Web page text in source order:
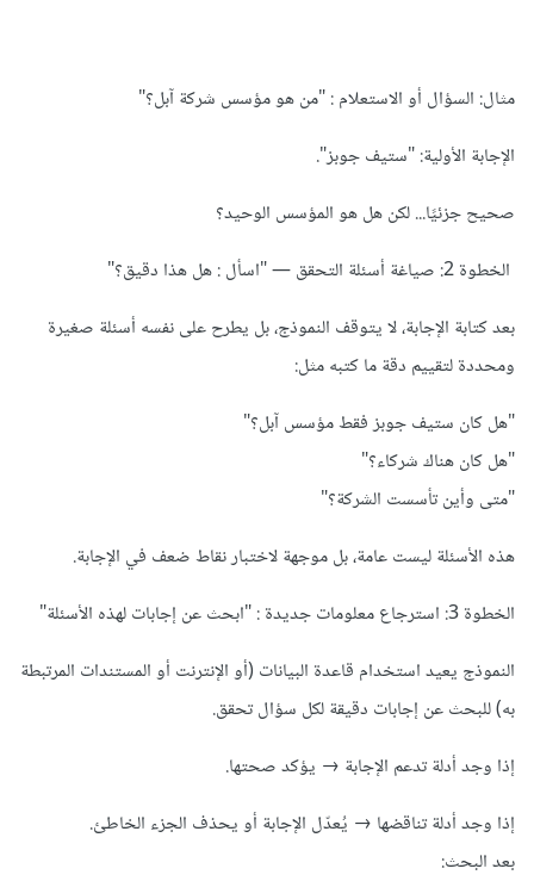
مثال: السؤال أو الاستعلام : "من هو مؤسس شركة آبل؟"
الإجابة الأولية: "ستيف جوبز".
صحيح جزئيًا... لكن هل هو المؤسس الوحيد؟
الخطوة 2: صياغة أسئلة التحقق — "اسأل : هل هذا دقيق؟"
بعد كتابة الإجابة، لا يتوقف النموذج، بل يطرح على نفسه أسئلة صغيرة
ومحددة لتقييم دقة ما كتبه مثل:
"هل كان ستيف جوبز فقط مؤسس آبل؟"
"هل كان هناك شركاء؟"
"متى وأين تأسست الشركة؟"
هذه الأسئلة ليست عامة، بل موجهة لاختبار نقاط ضعف في الإجابة.
الخطوة 3: استرجاع معلومات جديدة
"ابحث عن إجابات لهذه الأسئلة"
النموذج يعيد استخدام قاعدة البيانات (أو الإنترنت أو المستندات المرتبطة
به) للبحث عن إجابات دقيقة لكل سؤال تحقق.
إذا وجد أدلة تدعم الإجابة → يؤكد صحتها.
إذا وجد أدلة تناقضها → يُعدّل الإجابة أو يحذف الجزء الخاطئ.
بعد البحث: